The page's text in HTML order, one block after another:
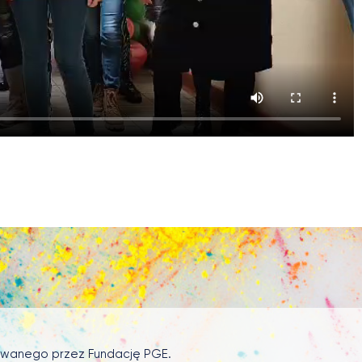
przez Fundację PGE.